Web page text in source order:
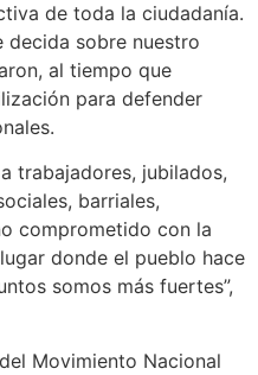
de toda la ciudadanía.
decida sobre nuestro
al tiempo que
para defender
trabajadores, jubilados,
barriales,
comprometido con la
donde el pueblo hace
somos más fuertes”,
Movimiento Nacional